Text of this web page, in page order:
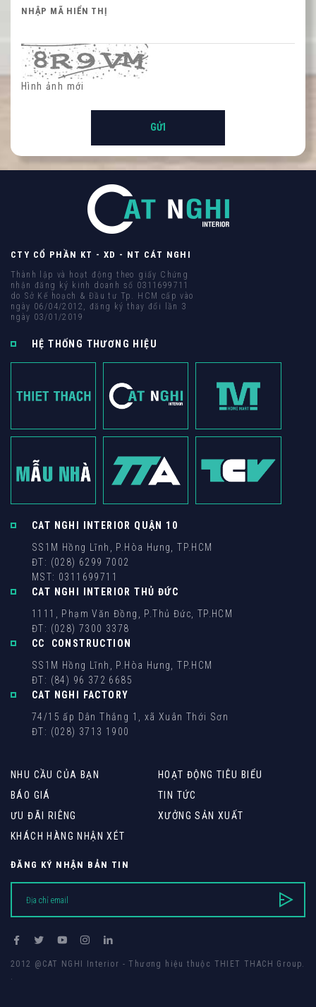
NHẬP MÃ HIỂN THỊ
Hình ảnh mới
CTY CỔ PHẦN KT - XD - NT CÁT NGHI
Thành lập và hoạt động theo giấy Chứng
nhận đăng ký kinh doanh số 0311699711
do Sở Kế hoạch & Đầu tư Tp. HCM cấp vào
ngày 06/04/2012, đăng ký thay đổi lần 3
ngày 03/01/2019
HỆ THỐNG THƯƠNG HIỆU
CAT NGHI INTERIOR QUẬN 10
SS1M Hồng Lĩnh, P.Hòa Hưng, TP.HCM
ĐT: (028) 6299 7002
MST: 0311699711
CAT NGHI INTERIOR THỦ ĐỨC
1111, Phạm Văn Đồng, P.Thủ Đức, TP.HCM
ĐT: (028) 7300 3378
CC CONSTRUCTION
SS1M Hồng Lĩnh, P.Hòa Hưng, TP.HCM
ĐT: (84) 96 372 6685
CAT NGHI FACTORY
74/15 ấp Dân Thắng 1, xã Xuân Thới Sơn
ĐT: (028) 3713 1900
NHU CẦU CỦA BẠN
HOẠT ĐỘNG TIÊU BIỂU
BÁO GIÁ
TIN TỨC
ƯU ĐÃI RIÊNG
XƯỞNG SẢN XUẤT
KHÁCH HÀNG NHẬN XÉT
ĐĂNG KÝ NHẬN BẢN TIN
2012 @CAT NGHI Interior - Thương hiệu thuộc THIET THACH Group.
.